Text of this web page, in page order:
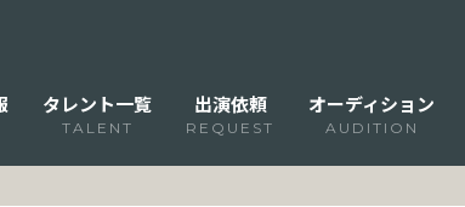
タレント一覧
TALENT
出演依頼
REQUEST
オーディション
AUDITION